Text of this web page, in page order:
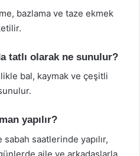
bazlama ve taze ekmek
tatlı olarak ne sunulur?
bal, kaymak ve çeşitli
yapılır?
saatlerinde yapılır,
aile ve arkadaşlarla